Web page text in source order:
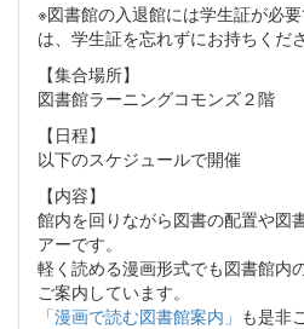
※図書館の入退館には学生証が必
は、学生証を忘れずにお持ちくださ
【集合場所】
図書館ラーニングコモンズ２階
【日程】
以下のスケジュールで開催
【内容】
館内を回りながら図書の配置や図
アーです。
軽く読める漫画形式でも図書館内
ご案内しています。
「漫画で読む図書館案内」 も是非